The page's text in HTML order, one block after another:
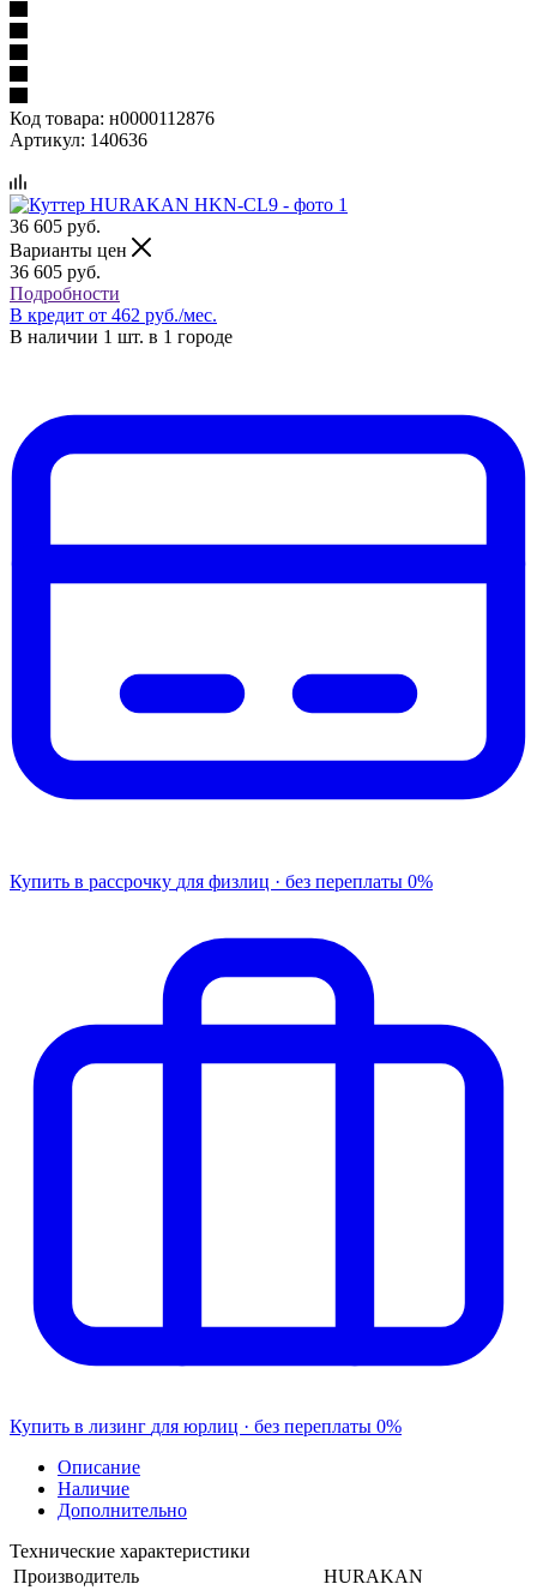
Код товара: н0000112876
Артикул: 140636
36 605 руб.
Варианты цен
36 605 руб.
Подробности
В кредит от 462 руб./мес.
В наличии 1 шт. в 1 городе
Купить в рассрочку для физлиц · без переплаты 0%
Купить в лизинг для юрлиц · без переплаты 0%
Описание
Наличие
Дополнительно
Технические характеристики
Производитель
HURAKAN